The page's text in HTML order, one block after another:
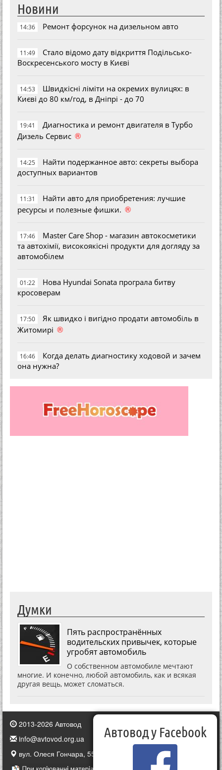
Новини
14:36 Ремонт форсунок на дизельном авто
11:49
Стало відомо дату відкриття Подільсько-
Воскресенського мосту в Києві
14:53
Швидкісні ліміти на окремих вулицях: в
Києві до 80 км/год, в Дніпрі - до 70
19:41
Диагностика и ремонт двигателя в Турбо
Дизель Сервис ®
14:25
Найти подержанное авто: секреты выбора
доступных вариантов
11:31
Найти авто для приобретения: лучшие
ресурсы и полезные фишки. ®
17:46
Master Care Shop - магазин автокосметики
та автохімії, високоякісні продукти для догляду за
автомобілем
01:22
Нова Hyundai Sonata програла битву
кросоверам
17:50
Як швидко і вигідно продати автомобіль в
Житомирі ®
16:46
Когда делать диагностику ходовой и зачем
она нужна?
Думки
Пять распространённых
водительских привычек, которые
угробят автомобиль
О собственном автомобиле мечтают
многие. И конечно, любой автомобиль, как и всякая
другая вещь, может сломаться.
2013-2026 Автовод
info@avtovod.org.ua
вул. Олеся Гончара, 55, Київ, Україна
Автовод у Facebook